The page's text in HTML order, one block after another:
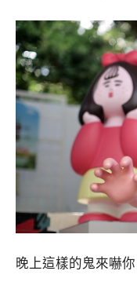
晚上這樣的鬼來嚇